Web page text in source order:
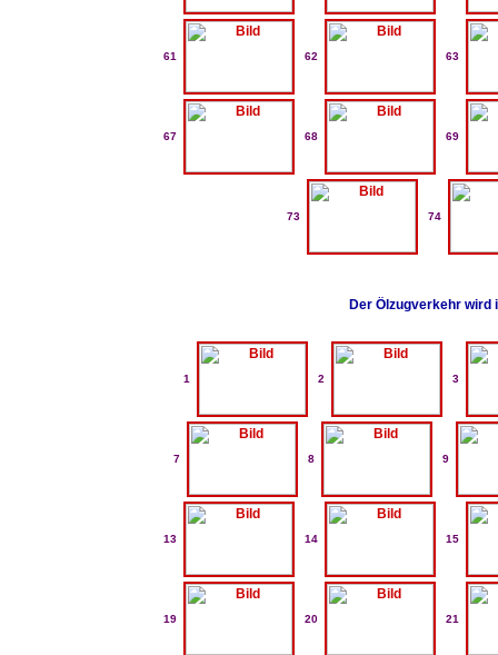
61 62 63
67 68 69
73 74
Der Ölzugverkehr wird
1 2 3
7 8 9
13 14 15
19 20 21